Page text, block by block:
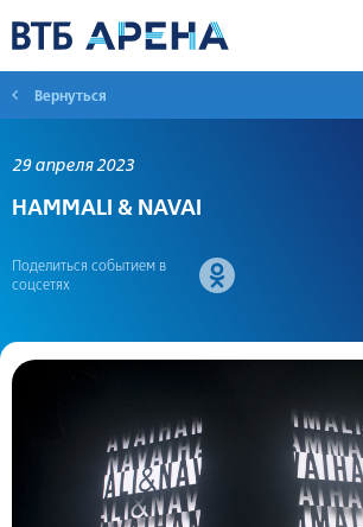
Вернуться
29 апреля 2023
HAMMALI & NAVAI
Поделиться событием в
соцсетях